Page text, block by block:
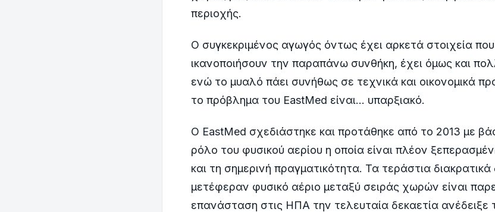
περιοχής.
Ο συγκεκριμένος αγωγός όντως έχει αρκετά στοιχεία
ικανοποιήσουν την παραπάνω συνθήκη, έχει όμως και
ενώ το μυαλό πάει συνήθως σε τεχνικά και οικονομικά
το πρόβλημα του EastMed είναι… υπαρξιακό.
Ο EastMed σχεδιάστηκε και προτάθηκε από το 2013 με
ρόλο του φυσικού αερίου η οποία είναι πλέον
και τη σημερινή πραγματικότητα. Τα τεράστια διακρατικά
μετέφεραν φυσικό αέριο μεταξύ σειράς χωρών είναι
επανάσταση στις ΗΠΑ την τελευταία δεκαετία ανέδειξε